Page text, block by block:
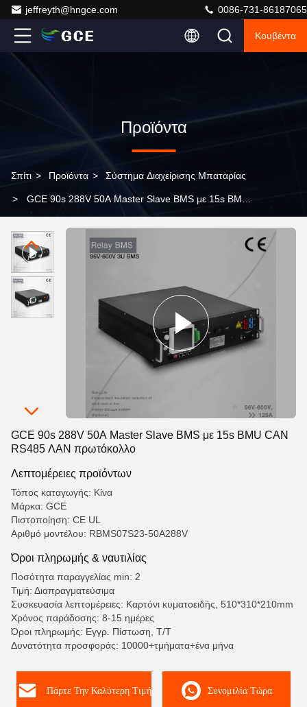
jeffreyth@hngce.com 0086-731-86187065
Κουβέντα
Προϊόντα
Σπίτι > Προϊόντα > Σύστημα Διαχείρισης Μπαταρίας
> GCE 90s 288V 50A Master Slave BMS με 15s BMU
GCE 90s 288V 50A Master Slave BMS με 15s BMU CAN
RS485 ΛΑΝ πρωτόκολλο
Λεπτομέρειες προϊόντων
Τόπος καταγωγής: Κίνα
Μάρκα: GCE
Πιστοποίηση: CE UL
Αριθμό μοντέλου: RBMS07S23-50A288V
Όροι πληρωμής & ναυτιλίας
Ποσότητα παραγγελίας min: 2
Τιμή: Διαπραγματεύσιμα
Συσκευασία λεπτομέρειες: Καρτόνι κυματοειδής, 510*310*210mm
Χρόνος παράδοσης: 8-15 ημέρες
Όροι πληρωμής: Εγγρ. Πίστωση, T/T
Δυνατότητα προσφοράς: 10000+τμήματα+ένα μήνα
Πάρτε Την Καλύτερη Τιμή Συνομιλία Τώρα